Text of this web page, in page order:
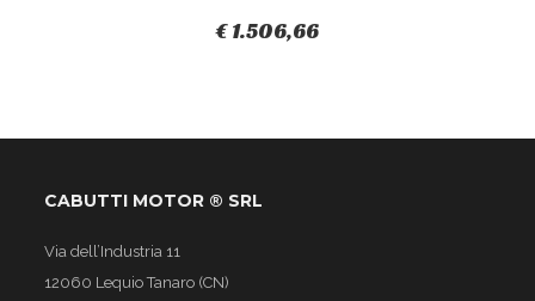
€ 1.506,66
CABUTTI MOTOR ® SRL
Via dell’Industria 11
12060 Lequio Tanaro (CN)